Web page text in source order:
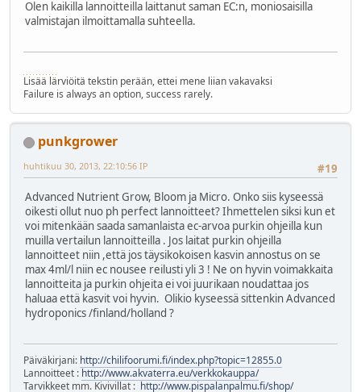
Olen kaikilla lannoitteilla laittanut saman EC:n, moniosaisilla
valmistajan ilmoittamalla suhteella.
Lisää lärviöitä tekstin perään, ettei mene liian vakavaksi
Failure is always an option, success rarely.
punkgrower
#19
huhtikuu 30, 2013, 22:10:56 IP
Advanced Nutrient Grow, Bloom ja Micro. Onko siis kyseessä
oikesti ollut nuo ph perfect lannoitteet? Ihmettelen siksi kun et
voi mitenkään saada samanlaista ec-arvoa purkin ohjeilla kun
muilla vertailun lannoitteilla . Jos laitat purkin ohjeilla
lannoitteet niin ,että jos täysikokoisen kasvin annostus on se
max 4ml/l niin ec nousee reilusti yli 3 ! Ne on hyvin voimakkaita
lannoitteita ja purkin ohjeita ei voi juurikaan noudattaa jos
haluaa että kasvit voi hyvin. Olikio kyseessä sittenkin Advanced
hydroponics /finland/holland ?
Päiväkirjani: http://chilifoorumi.fi/index.php?topic=12855.0
Lannoitteet : http://www.akvaterra.eu/verkkokauppa/
Tarvikkeet mm. Kivivillat : http://www.pispalanpalmu.fi/shop/